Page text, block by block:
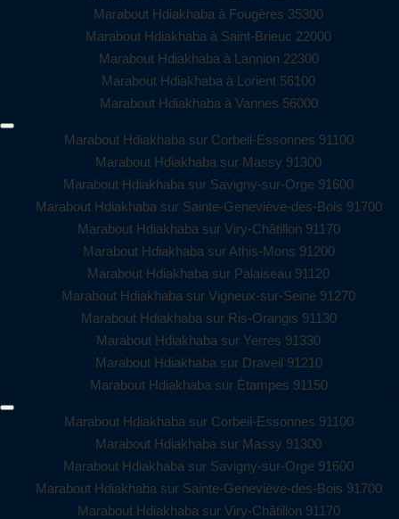
Marabout Hdiakhaba à Fougères 35300
Marabout Hdiakhaba à Saint-Brieuc 22000
Marabout Hdiakhaba à Lannion 22300
Marabout Hdiakhaba à Lorient 56100
Marabout Hdiakhaba à Vannes 56000
Marabout Hdiakhaba sur Corbeil-Essonnes 91100
Marabout Hdiakhaba sur Massy 91300
Marabout Hdiakhaba sur Savigny-sur-Orge 91600
Marabout Hdiakhaba sur Sainte-Geneviève-des-Bois 91700
Marabout Hdiakhaba sur Viry-Châtillon 91170
Marabout Hdiakhaba sur Athis-Mons 91200
Marabout Hdiakhaba sur Palaiseau 91120
Marabout Hdiakhaba sur Vigneux-sur-Seine 91270
Marabout Hdiakhaba sur Ris-Orangis 91130
Marabout Hdiakhaba sur Yerres 91330
Marabout Hdiakhaba sur Draveil 91210
Marabout Hdiakhaba sur Étampes 91150
Marabout Hdiakhaba sur Corbeil-Essonnes 91100
Marabout Hdiakhaba sur Massy 91300
Marabout Hdiakhaba sur Savigny-sur-Orge 91600
Marabout Hdiakhaba sur Sainte-Geneviève-des-Bois 91700
Marabout Hdiakhaba sur Viry-Châtillon 91170